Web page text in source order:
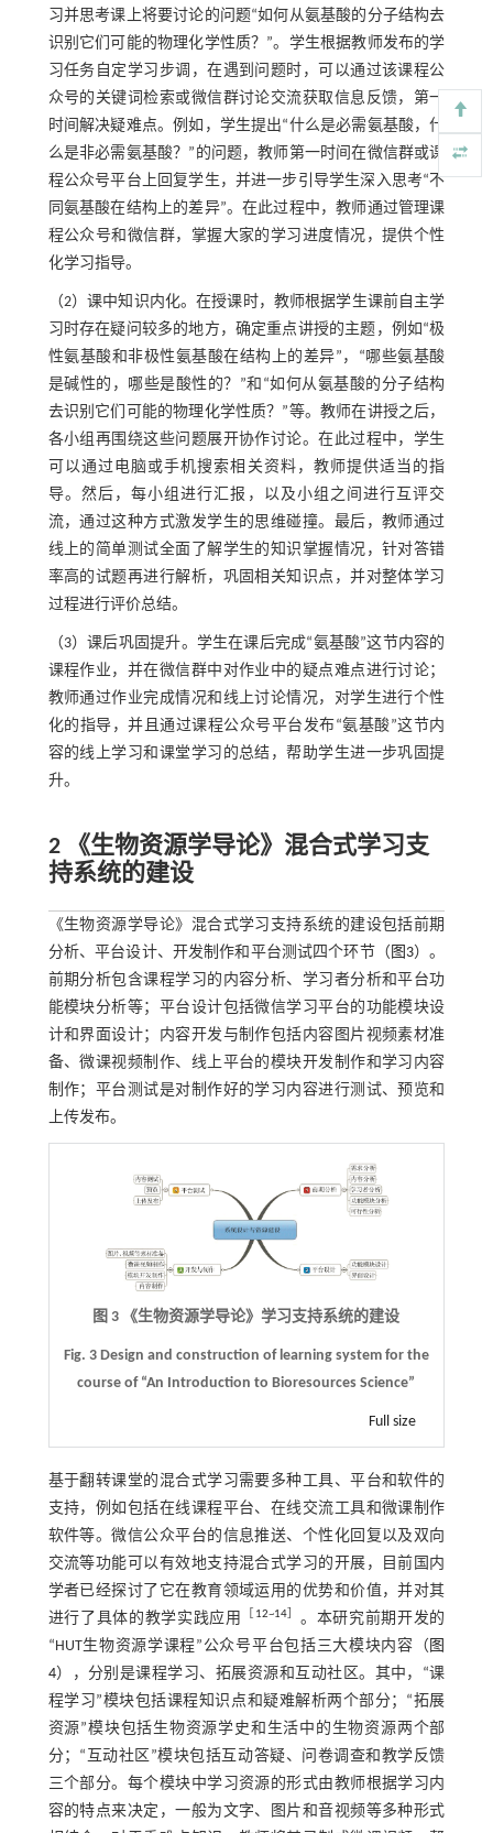
习并思考课上将要讨论的问题“如何从氨基酸的分子结构去
识别它们可能的物理化学性质？”。学生根据教师发布的学
习任务自定学习步调，在遇到问题时，可以通过该课程公
众号的关键词检索或微信群讨论交流获取信息反馈，第一
时间解决疑难点。例如，学生提出“什么是必需氨基酸，什
么是非必需氨基酸？”的问题，教师第一时间在微信群或课
程公众号平台上回复学生，并进一步引导学生深入思考“不
同氨基酸在结构上的差异”。在此过程中，教师通过管理课
程公众号和微信群，掌握大家的学习进度情况，提供个性
化学习指导。
（2）课中知识内化。在授课时，教师根据学生课前自主学
习时存在疑问较多的地方，确定重点讲授的主题，例如“极
性氨基酸和非极性氨基酸在结构上的差异”，“哪些氨基酸
是碱性的，哪些是酸性的？”和“如何从氨基酸的分子结构
去识别它们可能的物理化学性质？”等。教师在讲授之后，
各小组再围绕这些问题展开协作讨论。在此过程中，学生
可以通过电脑或手机搜索相关资料，教师提供适当的指
导。然后，每小组进行汇报，以及小组之间进行互评交
流，通过这种方式激发学生的思维碰撞。最后，教师通过
线上的简单测试全面了解学生的知识掌握情况，针对答错
率高的试题再进行解析，巩固相关知识点，并对整体学习
过程进行评价总结。
（3）课后巩固提升。学生在课后完成“氨基酸”这节内容的
课程作业，并在微信群中对作业中的疑点难点进行讨论；
教师通过作业完成情况和线上讨论情况，对学生进行个性
化的指导，并且通过课程公众号平台发布“氨基酸”这节内
容的线上学习和课堂学习的总结，帮助学生进一步巩固提
升。
2 《生物资源学导论》混合式学习支
持系统的建设
《生物资源学导论》混合式学习支持系统的建设包括前期
分析、平台设计、开发制作和平台测试四个环节（ 图3）。
前期分析包含课程学习的内容分析、学习者分析和平台功
能模块分析等；平台设计包括微信学习平台的功能模块设
计和界面设计；内容开发与制作包括内容图片视频素材准
备、微课视频制作、线上平台的模块开发制作和学习内容
制作；平台测试是对制作好的学习内容进行测试、预览和
上传发布。
图 3 《生物资源学导论》学习支持系统的建设
Fig. 3 Design and construction of learning system for the
course of “An Introduction to Bioresources Science”
Full size
基于翻转课堂的混合式学习需要多种工具、平台和软件的
支持，例如包括在线课程平台、在线交流工具和微课制作
软件等。微信公众平台的信息推送、个性化回复以及双向
交流等功能可以有效地支持混合式学习的开展，目前国内
学者已经探讨了它在教育领域运用的优势和价值，并对其
进行了具体的教学实践应用
［ 12~14］ 。本研究前期开发的
“HUT生物资源学课程”公众号平台包括三大模块内容（ 图
4），分别是课程学习、拓展资源和互动社区。其中，“课
程学习”模块包括课程知识点和疑难解析两个部分；“拓展
资源”模块包括生物资源学史和生活中的生物资源两个部
分；“互动社区”模块包括互动答疑、问卷调查和教学反馈
三个部分。每个模块中学习资源的形式由教师根据学习内
容的特点来决定，一般为文字、图片和音视频等多种形式